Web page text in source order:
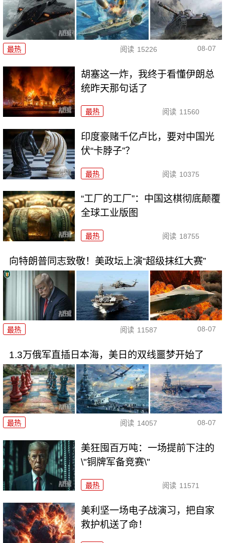
最热 阅读 15226 08-07
胡塞这一炸，我终于看懂伊朗总
统昨天那句话了
最热 阅读 11560
印度豪赌千亿卢比，要对中国光
伏“卡脖子”？
最热 阅读 10375
“工厂的工厂”：中国这棋彻底颠覆
全球工业版图
最热 阅读 18755
向特朗普同志致敬！美政坛上演“超级抹红大赛”
最热 阅读 11587 08-07
1.3万俄军直插日本海，美日的双线噩梦开始了
最热 阅读 14057 08-07
美狂囤百万吨：一场提前下注的
\"铜牌军备竞赛\"
最热 阅读 11571
美利坚一场电子战演习，把自家
救护机送了命！